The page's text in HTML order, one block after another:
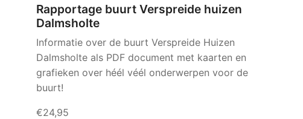
Rapportage buurt Verspreide huizen
Dalmsholte
Informatie over de buurt Verspreide Huizen
Dalmsholte als PDF document met kaarten en
grafieken over héél véél onderwerpen voor de
buurt!
€24,95